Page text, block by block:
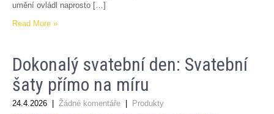
umění ovládl naprosto […]
Read More »
Dokonalý svatební den: Svatební
šaty přímo na míru
24.4.2026 Žádné komentáře Produkty